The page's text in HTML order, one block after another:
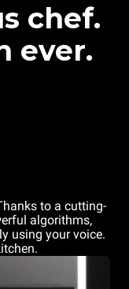
chef.
ever.
to a cutting-
algorithms,
using your voice.